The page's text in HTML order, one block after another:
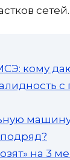
сетей.
кому
с
подряд?
на 3